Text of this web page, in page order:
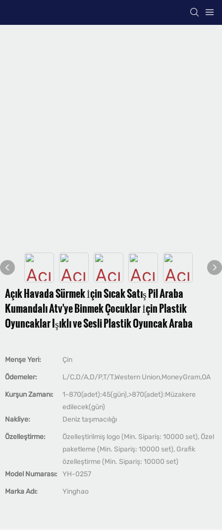
Açık Havada Sürmek İçin Sıcak Satış Pil Araba
Kumandalı Atv'ye Binmek Çocuklar İçin Plastik
Oyuncaklar Işıklı ve Sesli Plastik Oyuncak Araba
Menşe Yeri: Çin
Ödemeler: L/C,D/A,D/P,T/T,Western Union,MoneyGram,OA
Kurşun Zamanı:
1-870(adet):45(gün),>870(adet):Müzakere
edilecek(gün)
Nakliye:
Deniz taşımacılığı
Özelleştirme:
Özelleştirilmiş logo (Min. Sipariş: 10000 set), Özel
paketleme (Min. Sipariş: 10000 set), Grafik
özelleştirme (Min. Sipariş: 10000 set)
Model Numarası:
YH-0257
Marka Adı: Yinghao